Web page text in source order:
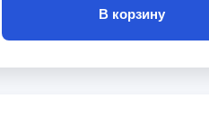
В корзину